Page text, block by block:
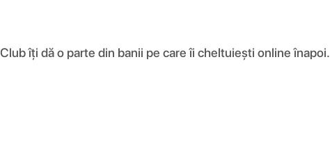
îți dă o parte din banii pe care îi cheltuiești online înapoi.